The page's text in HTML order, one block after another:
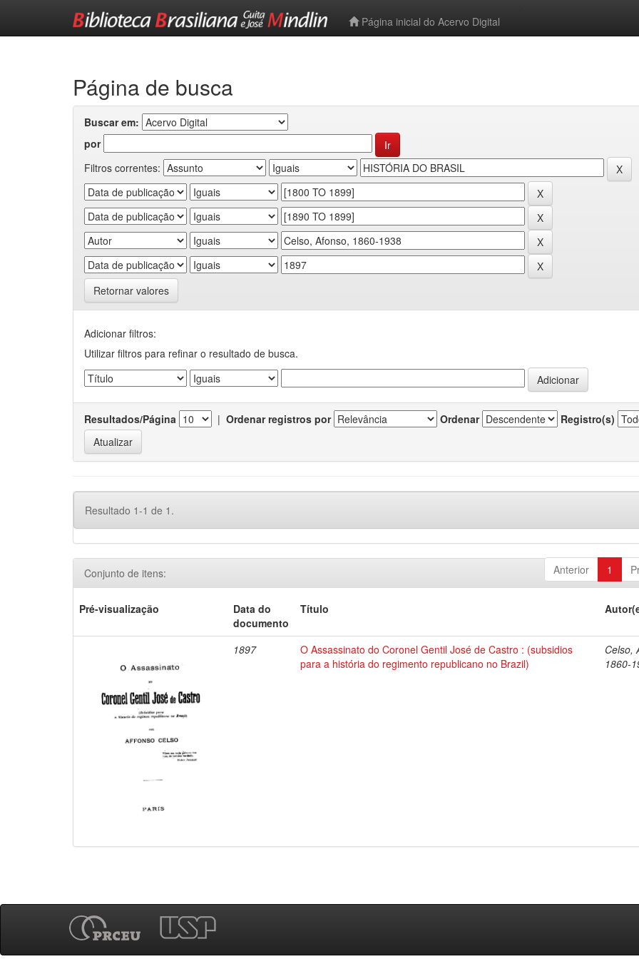
Página inicial do Acervo Digital
Página de busca
Buscar em:
por
Filtros correntes:
Retornar valores
Adicionar filtros:
Utilizar filtros para refinar o resultado de busca.
Resultados/Página | Ordenar registros por Ordenar Registro(s)
Resultado 1-1 de 1.
Anterior 1
Conjunto de itens:
Pré-visualização
Data do
documento
Título
1897
O Assassinato do Coronel Gentil José de Castro : (subsidios
para a história do regimento republicano no Brazil)
Celso,
1860-